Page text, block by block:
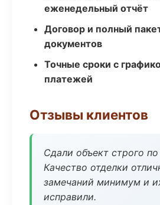
еженедельный отчёт
Договор и полный
документов
Точные сроки с
платежей
Отзывы клиентов
Сдали объект строго по
Качество отделки
замечаний минимум и
исправили.